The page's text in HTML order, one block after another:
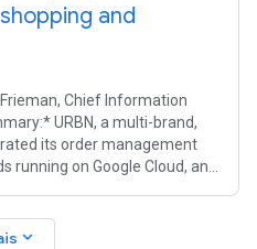
and
Chief Information
URBN, a multi-brand,
its order management
on Google Cloud, and
expand_more